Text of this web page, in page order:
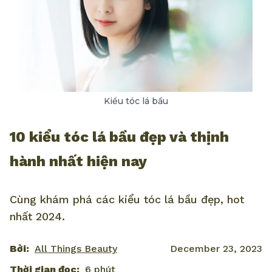
Kiểu tóc lá bầu
10 kiểu tóc lá bầu đẹp và thịnh
hành nhất hiện nay
Cùng khám phá các kiểu tóc lá bầu đẹp, hot
nhất 2024.
Bởi: All Things Beauty
December 23, 2023
Thời gian đọc: 6 phút